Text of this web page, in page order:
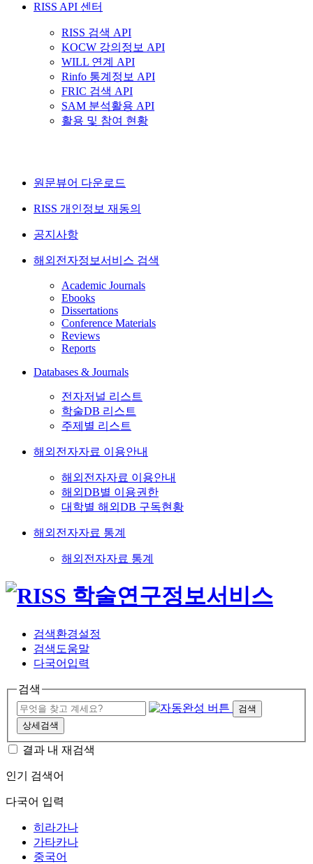
RISS API 센터
RISS 검색 API
KOCW 강의정보 API
WILL 연계 API
Rinfo 통계정보 API
FRIC 검색 API
SAM 분석활용 API
활용 및 참여 현황
원문뷰어 다운로드
RISS 개인정보 재동의
공지사항
해외전자정보서비스 검색
Academic Journals
Ebooks
Dissertations
Conference Materials
Reviews
Reports
Databases & Journals
전자저널 리스트
학술DB 리스트
주제별 리스트
해외전자자료 이용안내
해외전자자료 이용안내
해외DB별 이용권한
대학별 해외DB 구독현황
해외전자자료 통계
해외전자자료 통계
검색환경설정
검색도움말
다국어입력
검색
검색
상세검색
결과 내 재검색
인기 검색어
다국어 입력
히라가나
가타카나
중국어